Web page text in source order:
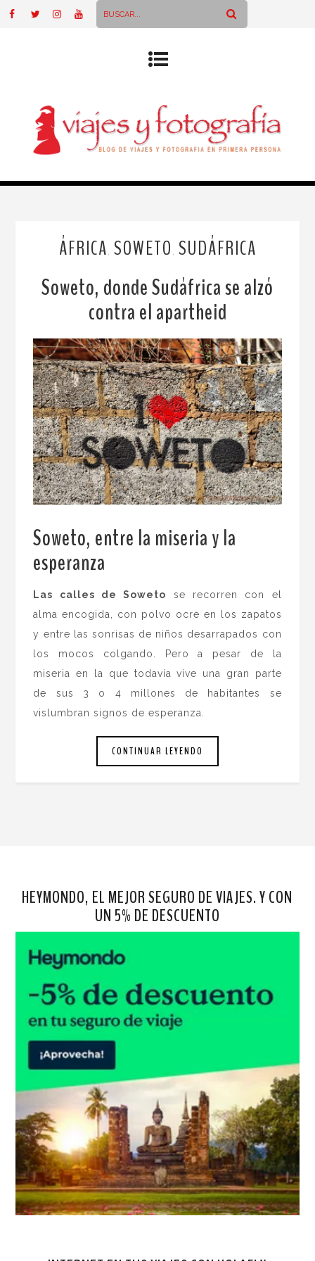
ÁFRICA SOWETO SUDÁFRICA
Soweto, donde Sudáfrica se alzó
contra el apartheid
Soweto, entre la miseria y la
esperanza
Las calles de Soweto se recorren con el
alma encogida, con polvo ocre en los zapatos
y entre las sonrisas de niños desarrapados con
los mocos colgando. Pero a pesar de la
miseria en la que todavía vive una gran parte
de sus 3 o 4 millones de habitantes se
vislumbran signos de esperanza.
CONTINUAR LEYENDO
HEYMONDO, EL MEJOR SEGURO DE VIAJES. Y CON
UN 5% DE DESCUENTO